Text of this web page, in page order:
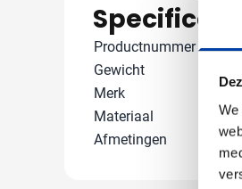
Productnummer
Gewicht
Merk
Materiaal
Afmetingen